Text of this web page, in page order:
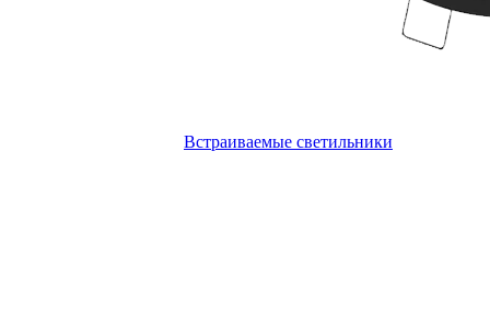
Встраиваемые светильники